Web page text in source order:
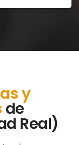
y
de
Real)